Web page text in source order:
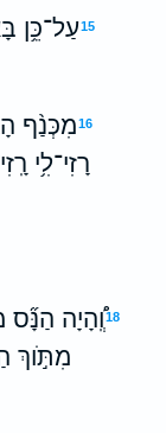
15עַל־כֵּ֥ן
16מִכְּנַ֨ף
רָזִי־לִ֥י
18וְֽ֠הָיָה
מִתֹּ֣וךְ